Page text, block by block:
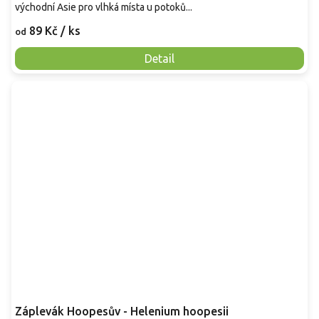
od 89 Kč / ks
Detail
východní Asie pro vlhká místa u potoků...
Záplevák Hoopesův - Helenium hoopesii